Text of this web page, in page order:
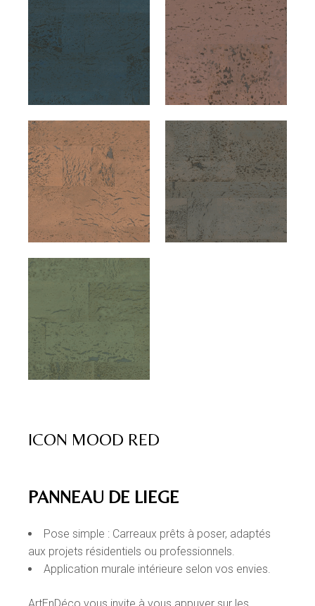
ICON MOOD RED
PANNEAU DE LIEGE
Pose simple : Carreaux prêts à poser, adaptés
aux projets résidentiels ou professionnels.
Application murale intérieure selon vos envies.
ArtEnDéco vous invite à vous appuyer sur les